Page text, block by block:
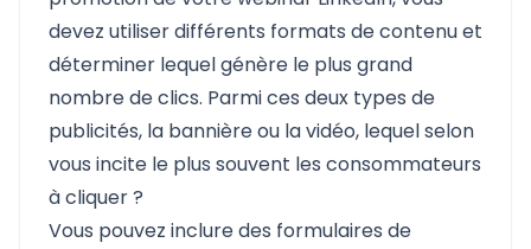
devez utiliser différents formats de contenu et
déterminer lequel génère le plus grand
nombre de clics. Parmi ces deux types de
publicités, la bannière ou la vidéo, lequel selon
vous incite le plus souvent les consommateurs
à cliquer ?
Vous pouvez inclure des formulaires de